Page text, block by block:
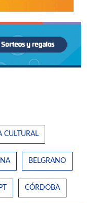
CULTURAL
BELGRANO
CÓRDOBA